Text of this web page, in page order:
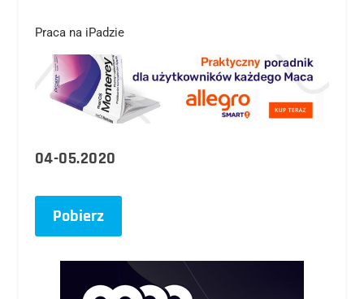
Praca na iPadzie
04-05.2020
Pobierz